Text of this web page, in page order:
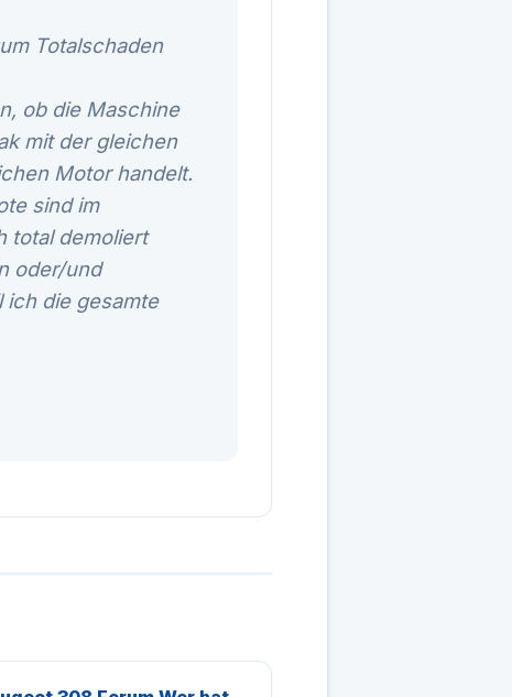
Totalschaden
ob die Maschine
mit der gleichen
Motor handelt.
sind im
total demoliert
oder/und
ich die gesamte